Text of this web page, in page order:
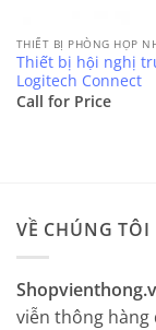
THIẾT BỊ PHÒNG HỌP
Thiết bị hội nghị
Logitech Connect
Call for Price
VỀ CHÚNG TÔI
viễn thông hàng